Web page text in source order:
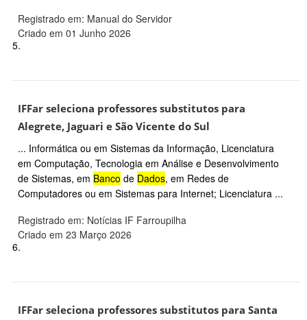
Registrado em: Manual do Servidor
Criado em 01 Junho 2026
5.
IFFar seleciona professores substitutos para
Alegrete, Jaguari e São Vicente do Sul
... Informática ou em Sistemas da Informação, Licenciatura
em Computação, Tecnologia em Análise e Desenvolvimento
de Sistemas, em Banco de Dados, em Redes de
Computadores ou em Sistemas para Internet; Licenciatura ...
Registrado em: Notícias IF Farroupilha
Criado em 23 Março 2026
6.
IFFar seleciona professores substitutos para Santa